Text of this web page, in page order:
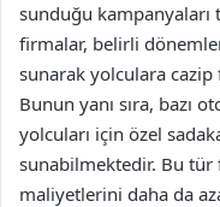
sunduğu kampanyaları
firmalar, belirli
sunarak yolculara
Bunun yanı sıra, bazı
yolcuları için özel
sunabilmektedir. Bu tür
maliyetlerini daha da